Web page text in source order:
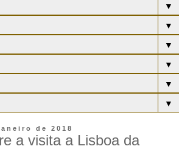
▼
▼
▼
▼
▼
▼
de 2018
a visita a Lisboa da